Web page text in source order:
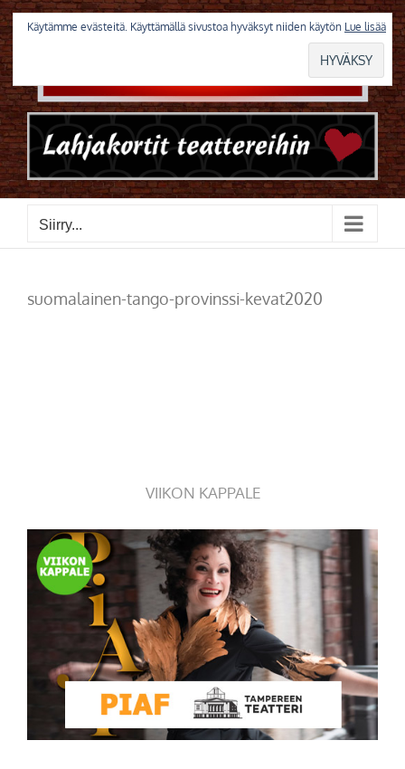
Skip
to
content
Siirry...
suomalainen-tango-provinssi-kevat2020
VIIKON KAPPALE
Käytämme evästeitä. Käyttämällä sivustoa hyväksyt niiden käytön Lue lisää